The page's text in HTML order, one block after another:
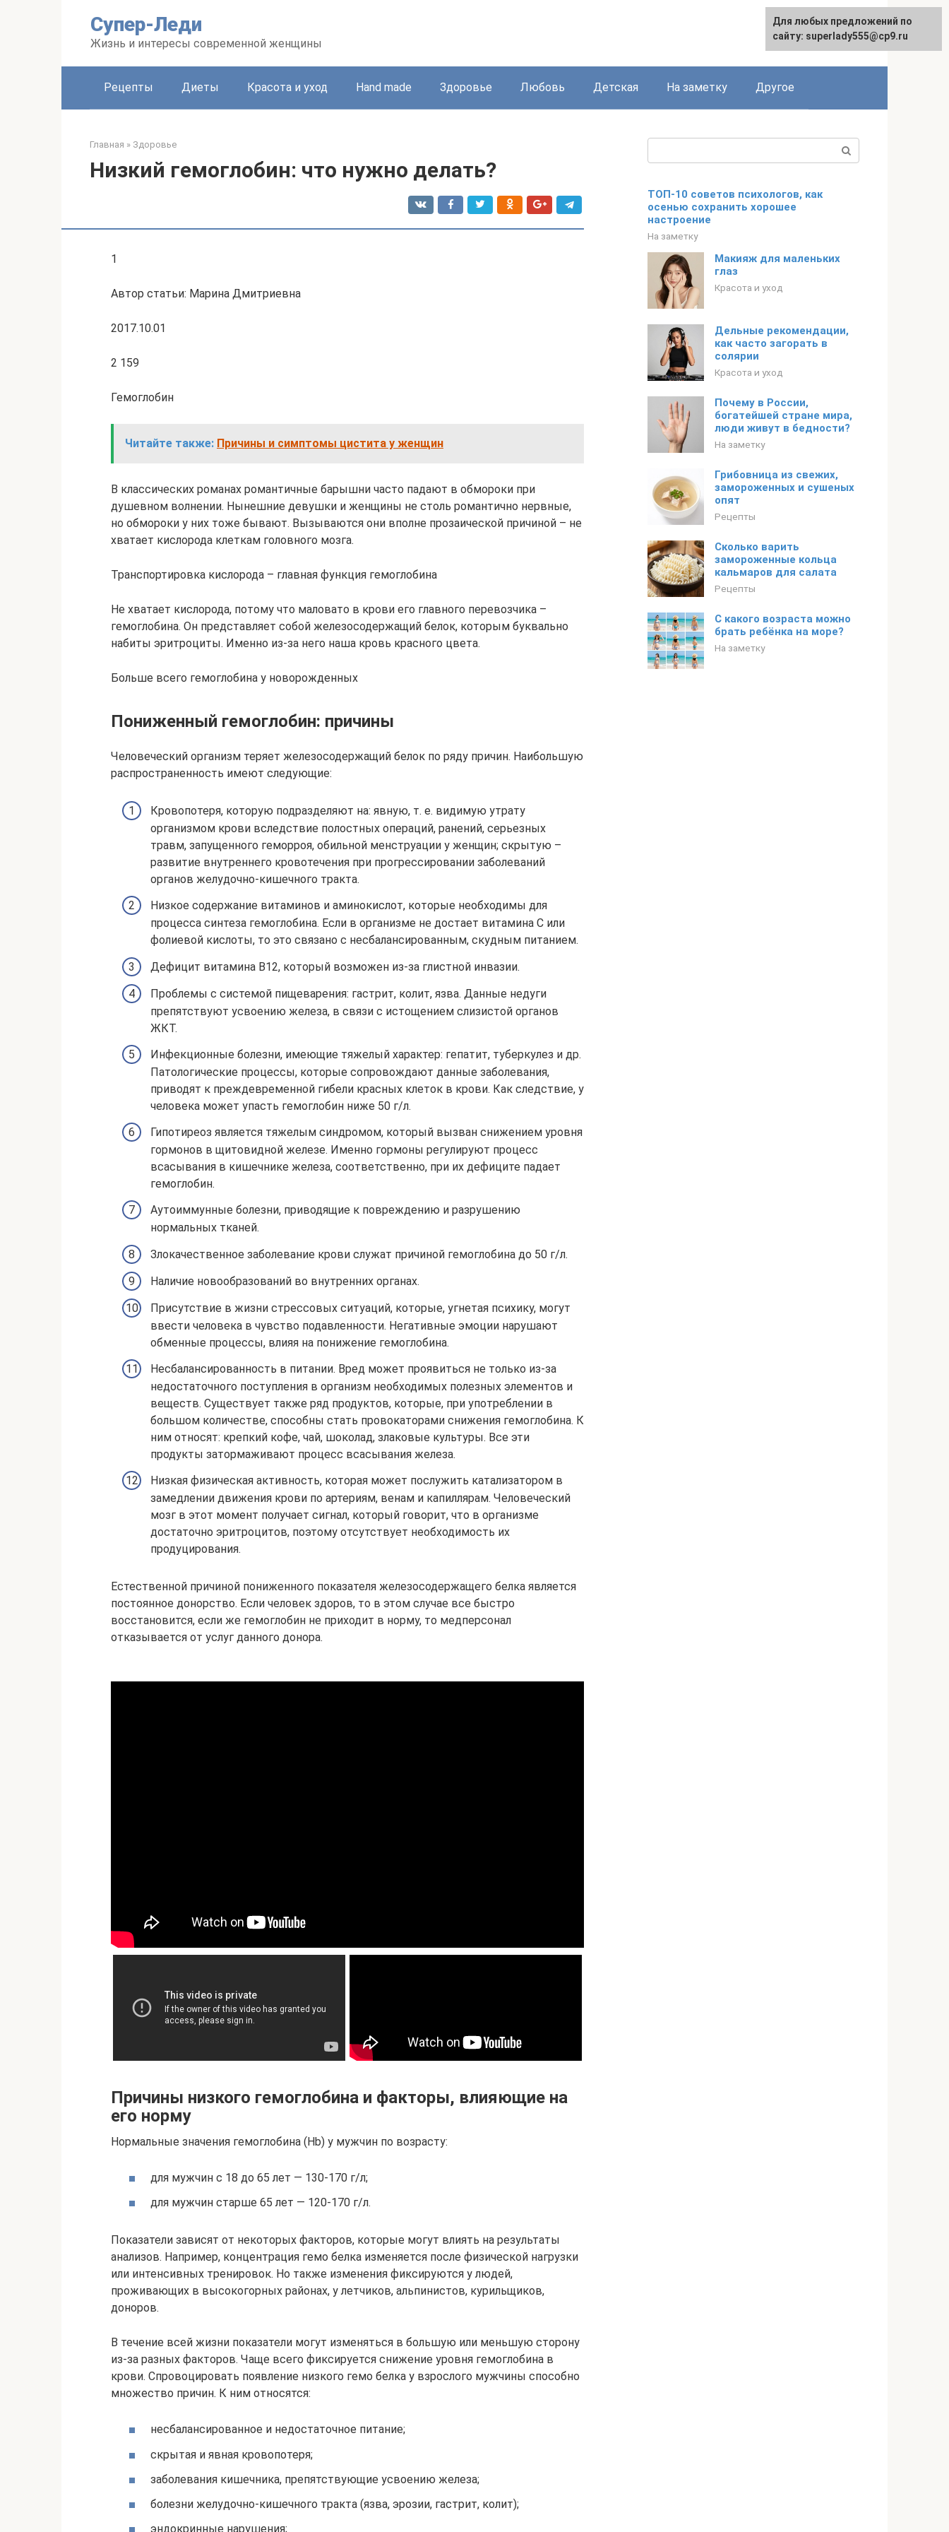
Супер-Леди
Жизнь и интересы современной женщины
English
Рецепты Диеты Красота и уход Hand made Здоровье Любовь Детская На заметку Другое
Главная » Здоровье
Низкий гемоглобин: что нужно делать?
1
Автор статьи: Марина Дмитриевна
2017.10.01
2 159
Гемоглобин
Читайте также: Причины и симптомы цистита у женщин
В классических романах романтичные барышни часто падают в обмороки при
душевном волнении. Нынешние девушки и женщины не столь романтично нервные,
но обмороки у них тоже бывают. Вызываются они вполне прозаической причиной – не
хватает кислорода клеткам головного мозга.
Транспортировка кислорода – главная функция гемоглобина
Не хватает кислорода, потому что маловато в крови его главного перевозчика –
гемоглобина. Он представляет собой железосодержащий белок, которым буквально
набиты эритроциты. Именно из-за него наша кровь красного цвета.
Больше всего гемоглобина у новорожденных
Пониженный гемоглобин: причины
Человеческий организм теряет железосодержащий белок по ряду причин. Наибольшую
распространенность имеют следующие:
Кровопотеря, которую подразделяют на: явную, т. е. видимую утрату
организмом крови вследствие полостных операций, ранений, серьезных
травм, запущенного геморроя, обильной менструации у женщин; скрытую –
развитие внутреннего кровотечения при прогрессировании заболеваний
органов желудочно-кишечного тракта.
Низкое содержание витаминов и аминокислот, которые необходимы для
процесса синтеза гемоглобина. Если в организме не достает витамина С или
фолиевой кислоты, то это связано с несбалансированным, скудным питанием.
Дефицит витамина В12, который возможен из-за глистной инвазии.
Проблемы с системой пищеварения: гастрит, колит, язва. Данные недуги
препятствуют усвоению железа, в связи с истощением слизистой органов
ЖКТ.
Инфекционные болезни, имеющие тяжелый характер: гепатит, туберкулез и др.
Патологические процессы, которые сопровождают данные заболевания,
приводят к преждевременной гибели красных клеток в крови. Как следствие, у
человека может упасть гемоглобин ниже 50 г/л.
Гипотиреоз является тяжелым синдромом, который вызван снижением уровня
гормонов в щитовидной железе. Именно гормоны регулируют процесс
всасывания в кишечнике железа, соответственно, при их дефиците падает
гемоглобин.
Аутоиммунные болезни, приводящие к повреждению и разрушению
нормальных тканей.
Злокачественное заболевание крови служат причиной гемоглобина до 50 г/л.
Наличие новообразований во внутренних органах.
Присутствие в жизни стрессовых ситуаций, которые, угнетая психику, могут
ввести человека в чувство подавленности. Негативные эмоции нарушают
обменные процессы, влияя на понижение гемоглобина.
Несбалансированность в питании. Вред может проявиться не только из-за
недостаточного поступления в организм необходимых полезных элементов и
веществ. Существует также ряд продуктов, которые, при употреблении в
большом количестве, способны стать провокаторами снижения гемоглобина. К
ним относят: крепкий кофе, чай, шоколад, злаковые культуры. Все эти
продукты затормаживают процесс всасывания железа.
Низкая физическая активность, которая может послужить катализатором в
замедлении движения крови по артериям, венам и капиллярам. Человеческий
мозг в этот момент получает сигнал, который говорит, что в организме
достаточно эритроцитов, поэтому отсутствует необходимость их
продуцирования.
Естественной причиной пониженного показателя железосодержащего белка является
постоянное донорство. Если человек здоров, то в этом случае все быстро
восстановится, если же гемоглобин не приходит в норму, то медперсонал
отказывается от услуг данного донора.
Причины низкого гемоглобина и факторы, влияющие на
его норму
Нормальные значения гемоглобина (Hb) у мужчин по возрасту:
для мужчин с 18 до 65 лет — 130-170 г/л;
для мужчин старше 65 лет — 120-170 г/л.
Показатели зависят от некоторых факторов, которые могут влиять на результаты
анализов. Например, концентрация гемо белка изменяется после физической нагрузки
или интенсивных тренировок. Но также изменения фиксируются у людей,
проживающих в высокогорных районах, у летчиков, альпинистов, курильщиков,
доноров.
В течение всей жизни показатели могут изменяться в большую или меньшую сторону
из-за разных факторов. Чаще всего фиксируется снижение уровня гемоглобина в
крови. Спровоцировать появление низкого гемо белка у взрослого мужчины способно
множество причин. К ним относятся:
несбалансированное и недостаточное питание;
скрытая и явная кровопотеря;
заболевания кишечника, препятствующие усвоению железа;
болезни желудочно-кишечного тракта (язва, эрозии, гастрит, колит);
эндокринные нарушения;
ТОП-10 советов психологов, как
осенью сохранить хорошее
настроение
На заметку
Макияж для маленьких
глаз
Красота и уход
Дельные рекомендации,
как часто загорать в
солярии
Красота и уход
Почему в России,
богатейшей стране мира,
люди живут в бедности?
На заметку
Грибовница из свежих,
замороженных и сушеных
опят
Рецепты
Сколько варить
замороженные кольца
кальмаров для салата
Рецепты
С какого возраста можно
брать ребёнка на море?
На заметку
Для любых предложений по
сайту: superlady555@cp9.ru